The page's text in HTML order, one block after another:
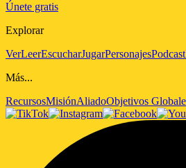
Únete gratis
Explorar
VerLeerEscucharJugarPersonajesPodcast
Más...
RecursosMisiónAliadoObjetivos